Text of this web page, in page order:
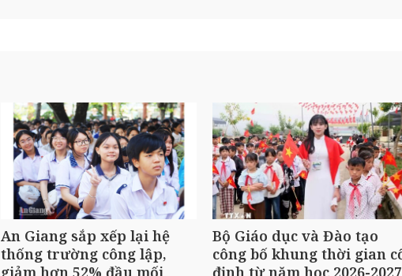
An Giang sắp xếp lại hệ
thống trường công lập,
giảm hơn 52% đầu mối
Bộ Giáo dục và Đào tạo
công bố khung thời gian
định từ năm học 2026-2027